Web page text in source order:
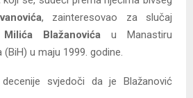
, zainteresovao za slučaj
Milića Blažanovića u Manastiru
u maju 1999. godine.
svjedoči da je Blažanović